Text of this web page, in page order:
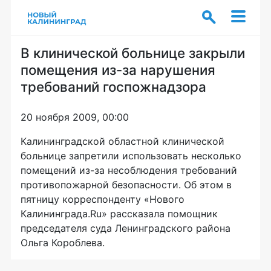
В клинической больнице закрыли
помещения из-за нарушения
требований госпожнадзора
20 ноября 2009, 00:00
Калининградской областной клинической
больнице запретили использовать несколько
помещений из-за несоблюдения требований
противопожарной безопасности. Об этом в
пятницу корреспонденту «Нового
Калининграда.Ru» рассказала помощник
председателя суда Ленинградского района
Ольга Короблева.